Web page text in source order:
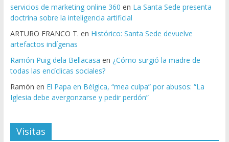
servicios de marketing online 360 en La Santa Sede presenta
doctrina sobre la inteligencia artificial
ARTURO FRANCO T. en Histórico: Santa Sede devuelve
artefactos indígenas
Ramón Puig dela Bellacasa en ¿Cómo surgió la madre de
todas las encíclicas sociales?
Ramón en El Papa en Bélgica, “mea culpa” por abusos: “La
Iglesia debe avergonzarse y pedir perdón”
Visitas